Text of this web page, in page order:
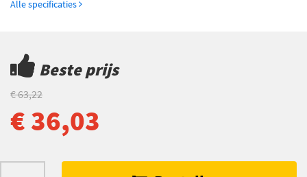
Alle specificaties
Beste prijs
€ 63,22
€ 36,03